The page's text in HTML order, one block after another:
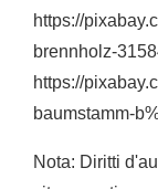
https://
brennholz-
https://
baumstamm-
Nota: Diritti